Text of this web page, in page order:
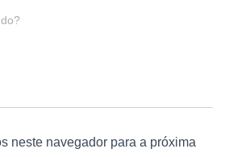
neste navegador para a próxima